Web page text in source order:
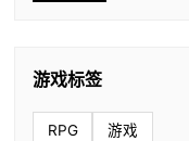
游戏标签
RPG 游戏